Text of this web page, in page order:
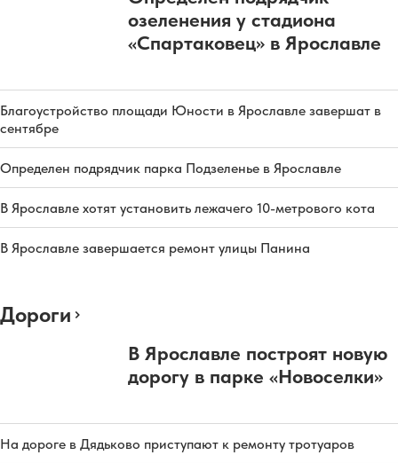
озеленения у стадиона
«Спартаковец» в Ярославле
Благоустройство площади Юности в Ярославле завершат в
сентябре
Определен подрядчик парка Подзеленье в Ярославле
В Ярославле хотят установить лежачего 10-метрового кота
В Ярославле завершается ремонт улицы Панина
Дороги
В Ярославле построят новую
дорогу в парке «Новоселки»
На дороге в Дядьково приступают к ремонту тротуаров